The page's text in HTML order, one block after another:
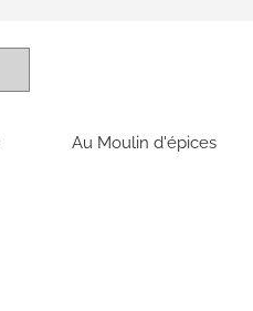
Au Moulin d'épices